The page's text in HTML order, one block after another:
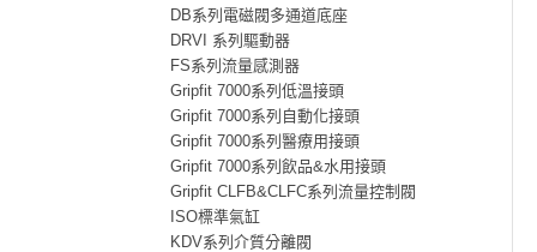
DB系列電磁閥多通道底座
DRVI 系列驅動器
FS系列流量感測器
Gripfit 7000系列低溫接頭
Gripfit 7000系列自動化接頭
Gripfit 7000系列醫療用接頭
Gripfit 7000系列飲品&水用接頭
Gripfit CLFB&CLFC系列流量控制閥
ISO標準氣缸
KDV系列介質分離閥